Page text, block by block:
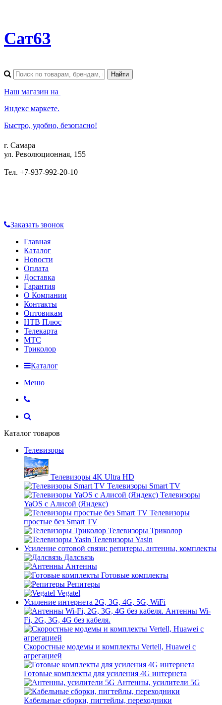
Сат63
Наш магазин на
Яндекс маркете.
Быстро, удобно, безопасно!
г. Самара
ул. Революционная, 155
Тел. +7-937-992-20-10
Заказать звонок
Главная
Каталог
Новости
Оплата
Доставка
Гарантия
О Компании
Контакты
Оптовикам
НТВ Плюс
Телекарта
МТС
Триколор
Каталог
Меню
Каталог товаров
Телевизоры
Телевизоры 4K Ultra HD
Телевизоры Smart TV
Телевизоры
YaOS с Алисой (Яндекс)
Телевизоры
простые без Smart TV
Телевизоры Триколор
Телевизоры Yasin
Усиление сотовой связи: репитеры, антенны, комплекты
Далсвязь
Антенны
Готовые комплекты
Репитеры
Vegatel
Усиление интернета 2G, 3G, 4G, 5G, WiFi
Антенны Wi-
Fi, 2G, 3G, 4G без кабеля.
Скоростные модемы и комплекты Vertell, Huawei с
агрегацией
Готовые комплекты для усиления 4G интернета
Антенны, усилители 5G
Кабельные сборки, пигтейлы, переходники